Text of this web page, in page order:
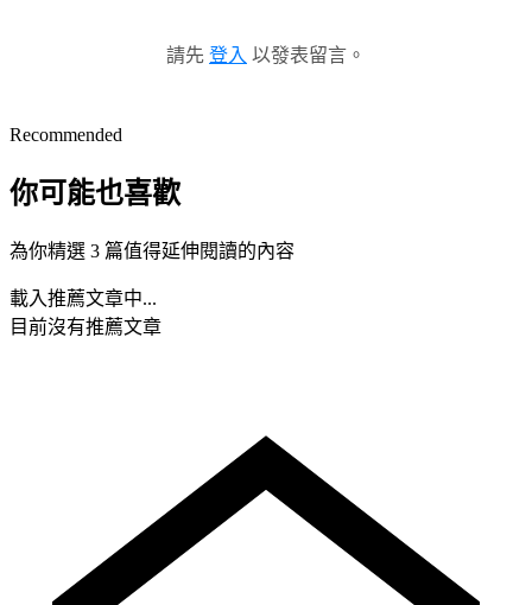
請先 登入 以發表留言。
Recommended
你可能也喜歡
為你精選 3 篇值得延伸閱讀的內容
載入推薦文章中...
目前沒有推薦文章